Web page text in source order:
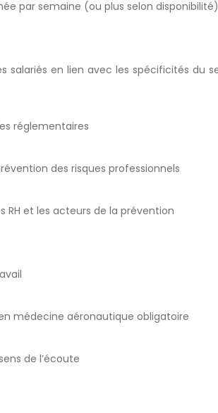
par semaine (ou plus selon disponibilité)
salariés en lien avec les spécificités du
réglementaires
des risques professionnels
RH et les acteurs de la prévention
médecine aéronautique obligatoire
de l’écoute